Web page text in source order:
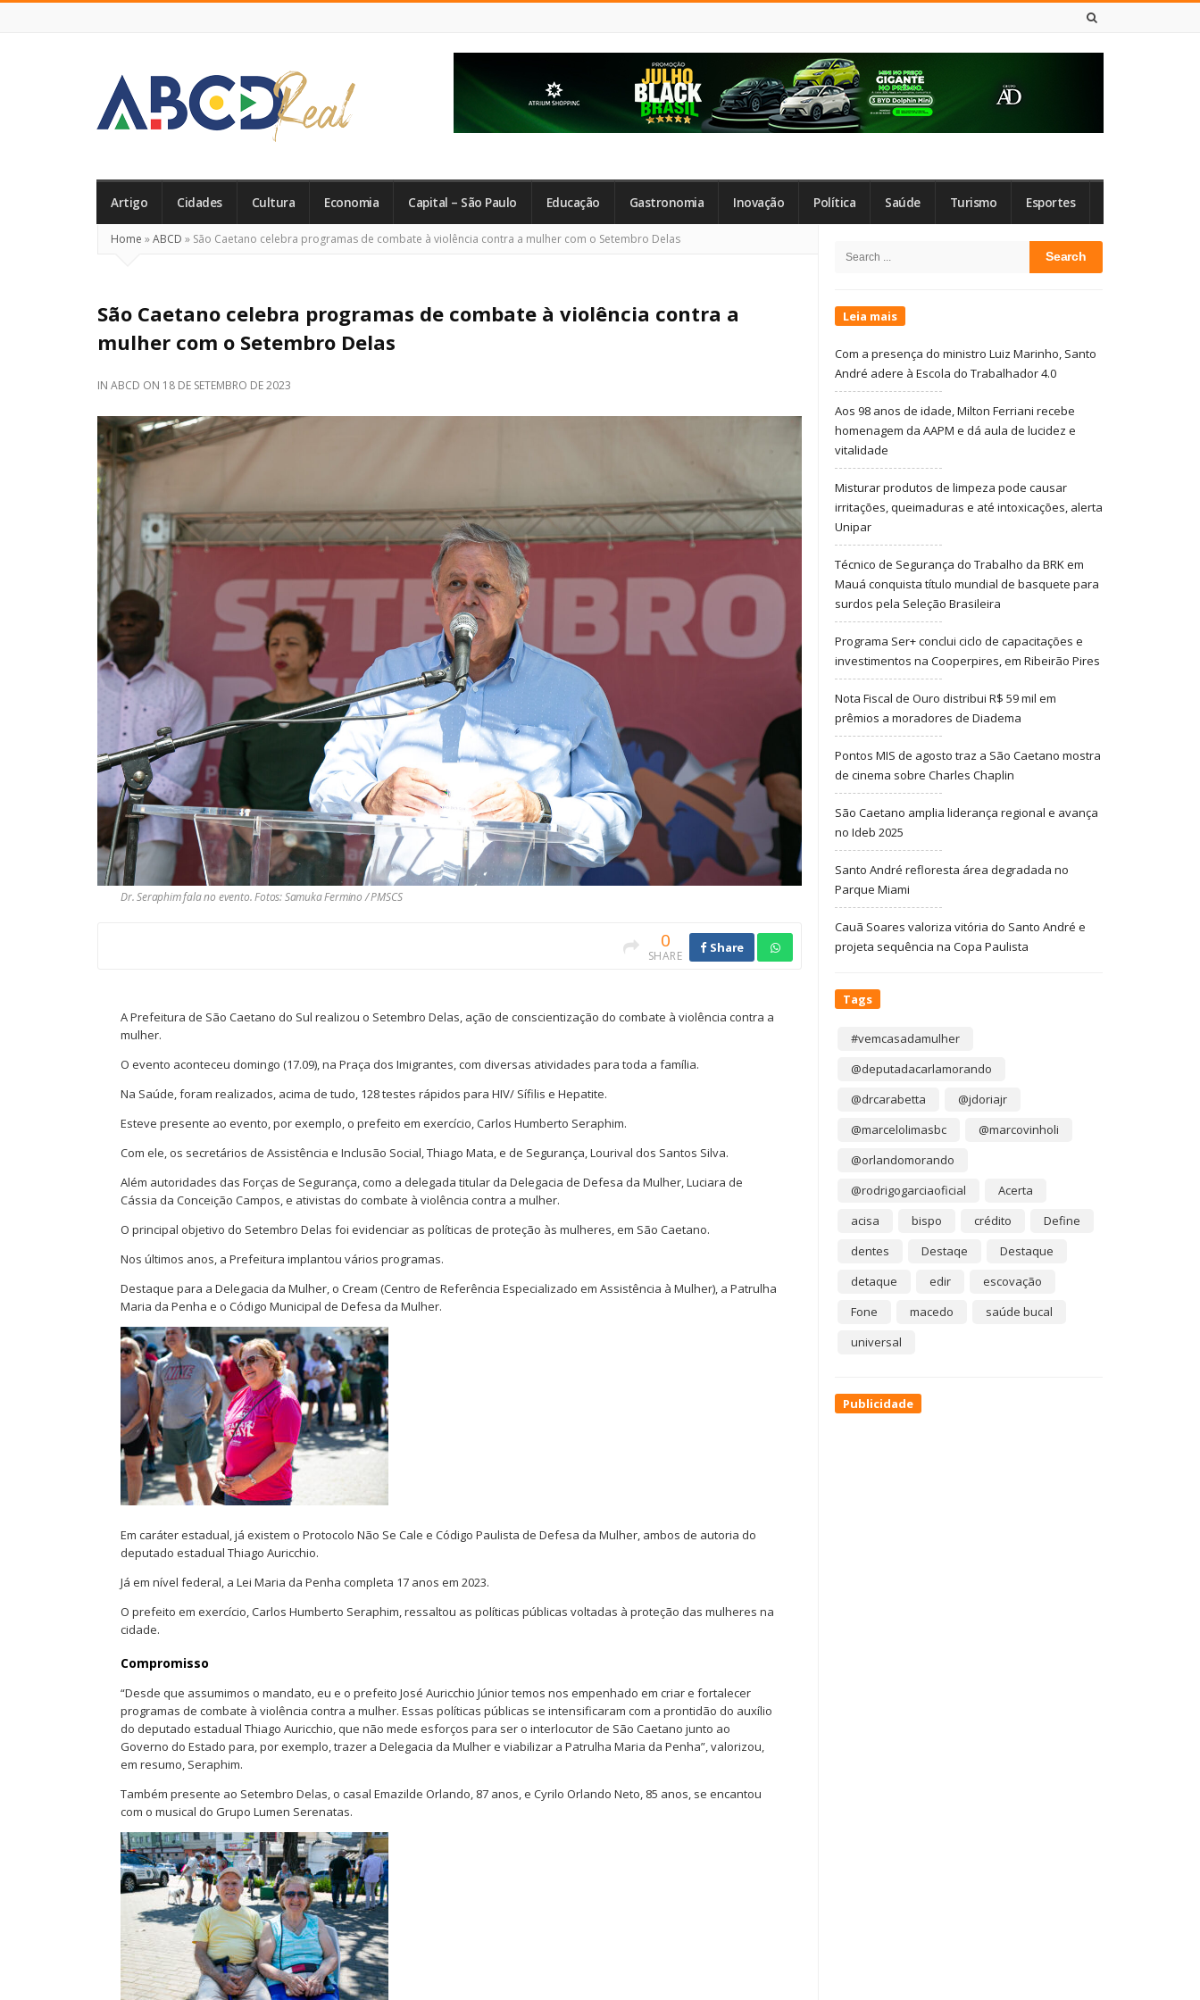
Real
Artigo Cidades Cultura Economia Capital – São Paulo Educação Gastronomia Inovação Política Saúde Turismo Esportes
Home »ABCD » São Caetano celebra programas de combate à violência contra a mulher com o Setembro Delas
São Caetano celebra programas de combate à violência contra a
mulher com o Setembro Delas
IN ABCD ON 18 DE SETEMBRO DE 2023
Dr. Seraphim fala no evento. Fotos: Samuka Fermino / PMSCS
0
SHARE
Share
A Prefeitura de São Caetano do Sul realizou o Setembro Delas, ação de conscientização do combate à violência contra a
mulher.
O evento aconteceu domingo (17.09), na Praça dos Imigrantes, com diversas atividades para toda a família.
Na Saúde, foram realizados, acima de tudo, 128 testes rápidos para HIV/ Sífilis e Hepatite.
Esteve presente ao evento, por exemplo, o prefeito em exercício, Carlos Humberto Seraphim.
Com ele, os secretários de Assistência e Inclusão Social, Thiago Mata, e de Segurança, Lourival dos Santos Silva.
Além autoridades das Forças de Segurança, como a delegada titular da Delegacia de Defesa da Mulher, Luciara de
Cássia da Conceição Campos, e ativistas do combate à violência contra a mulher.
O principal objetivo do Setembro Delas foi evidenciar as políticas de proteção às mulheres, em São Caetano.
Nos últimos anos, a Prefeitura implantou vários programas.
Destaque para a Delegacia da Mulher, o Cream (Centro de Referência Especializado em Assistência à Mulher), a Patrulha
Maria da Penha e o Código Municipal de Defesa da Mulher.
Em caráter estadual, já existem o Protocolo Não Se Cale e Código Paulista de Defesa da Mulher, ambos de autoria do
deputado estadual Thiago Auricchio.
Já em nível federal, a Lei Maria da Penha completa 17 anos em 2023.
O prefeito em exercício, Carlos Humberto Seraphim, ressaltou as políticas públicas voltadas à proteção das mulheres na
cidade.
Compromisso
“Desde que assumimos o mandato, eu e o prefeito José Auricchio Júnior temos nos empenhado em criar e fortalecer
programas de combate à violência contra a mulher. Essas políticas públicas se intensificaram com a prontidão do auxílio
do deputado estadual Thiago Auricchio, que não mede esforços para ser o interlocutor de São Caetano junto ao
Governo do Estado para, por exemplo, trazer a Delegacia da Mulher e viabilizar a Patrulha Maria da Penha”, valorizou,
em resumo, Seraphim.
Também presente ao Setembro Delas, o casal Emazilde Orlando, 87 anos, e Cyrilo Orlando Neto, 85 anos, se encantou
com o musical do Grupo Lumen Serenatas.
Sidebar
Search
Leia mais
Com a presença do ministro Luiz Marinho, Santo
André adere à Escola do Trabalhador 4.0
Aos 98 anos de idade, Milton Ferriani recebe
homenagem da AAPM e dá aula de lucidez e
vitalidade
Misturar produtos de limpeza pode causar
irritações, queimaduras e até intoxicações, alerta
Unipar
Técnico de Segurança do Trabalho da BRK em
Mauá conquista título mundial de basquete para
surdos pela Seleção Brasileira
Programa Ser+ conclui ciclo de capacitações e
investimentos na Cooperpires, em Ribeirão Pires
Nota Fiscal de Ouro distribui R$ 59 mil em
prêmios a moradores de Diadema
Pontos MIS de agosto traz a São Caetano mostra
de cinema sobre Charles Chaplin
São Caetano amplia liderança regional e avança
no Ideb 2025
Santo André refloresta área degradada no
Parque Miami
Cauã Soares valoriza vitória do Santo André e
projeta sequência na Copa Paulista
Tags
#vemcasadamulher
@deputadacarlamorando
@drcarabetta
@jdoriajr
@marcelolimasbc
@marcovinholi
@orlandomorando
@rodrigogarciaoficial
Acerta
acisa
bispo crédito
Define
dentes
Destaqe
Destaque
detaque
edir
escovação
Fone
macedo
saúde bucal
universal
Publicidade